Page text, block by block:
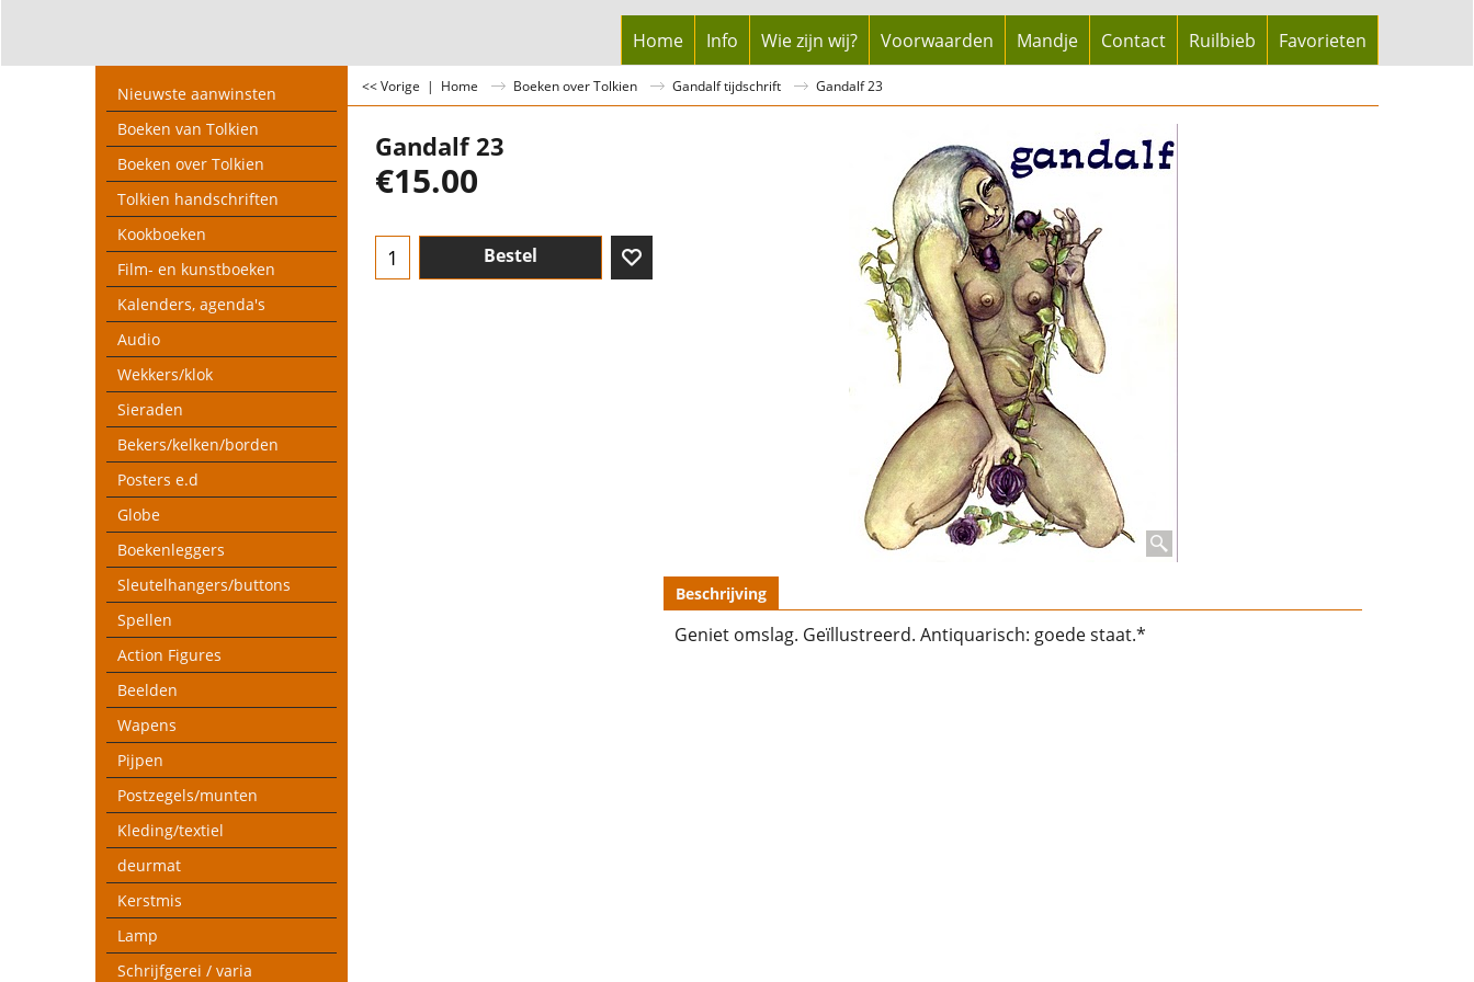
Home Info Wie zijn wij? Voorwaarden Mandje Contact Ruilbieb Favorieten
Nieuwste aanwinsten
Boeken van Tolkien
Boeken over Tolkien
Tolkien handschriften
Kookboeken
Film- en kunstboeken
Kalenders, agenda's
Audio
Wekkers/klok
Sieraden
Bekers/kelken/borden
Posters e.d
Globe
Boekenleggers
Sleutelhangers/buttons
Spellen
Action Figures
Beelden
Wapens
Pijpen
Postzegels/munten
Kleding/textiel
deurmat
Kerstmis
Lamp
Schrijfgerei / varia
<< Vorige | Home Boeken over Tolkien Gandalf tijdschrift Gandalf 23
Gandalf 23
€15.00
Bestel
Beschrijving
Geniet omslag. Geïllustreerd. Antiquarisch: goede staat.*